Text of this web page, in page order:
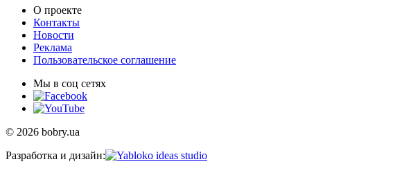
О проекте
Контакты
Новости
Реклама
Пользовательское соглашение
Мы в соц сетях
© 2026 bobry.ua
Разработка и дизайн: